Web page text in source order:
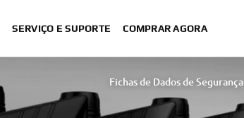
SERVIÇO E SUPORTE COMPRAR AGORA
Fichas de Dados de Segurança